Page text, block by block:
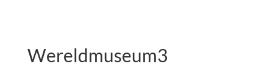
Wereldmuseum3